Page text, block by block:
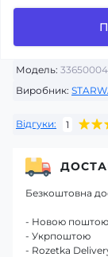
Модель:
Виробник:
Відгуки: 1
Безкоштовна
- Новою поштою
- Укрпоштою
- Rozetka